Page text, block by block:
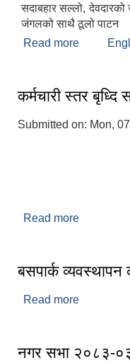
सदाबहार सल्लो,देवदारको
जंगलको साथै ठूलो पाटन
Read more about
कर्मचारी स्तर बृध्दि
Submitted on: Mon,
Read more
बसपार्क व्यवस्थापन
Read more
नगर सभा २०८३-